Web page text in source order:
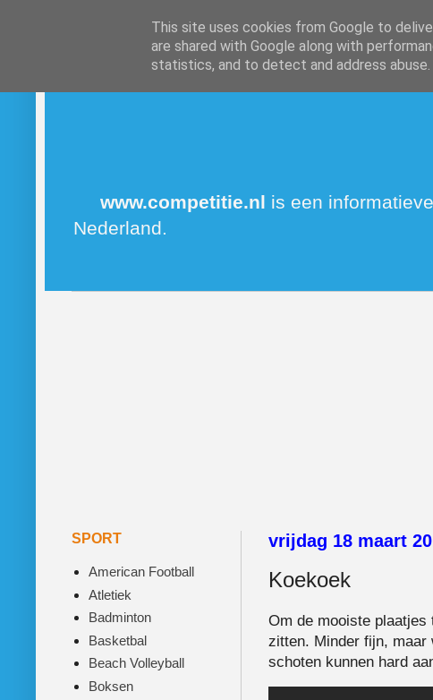
www.competitie.nl is een
Nederland.
vrijdag 18 maart
Koekoek
Om de mooiste
zitten. Minder fijn, maar
schoten kunnen hard
SPORT
American Football
Atletiek
Badminton
Basketbal
Beach Volleyball
Boksen
This site uses cookies from Google to
are shared with Google along with
statistics, and to detect and address abuse.